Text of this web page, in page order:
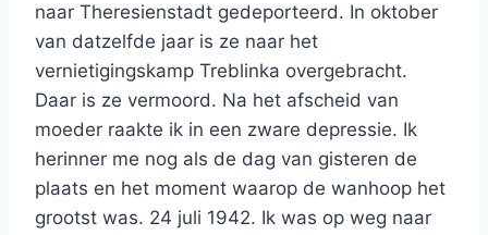
naar Theresienstadt gedeporteerd. In oktober
van datzelfde jaar is ze naar het
vernietigingskamp Treblinka overgebracht.
Daar is ze vermoord. Na het afscheid van
moeder raakte ik in een zware depressie. Ik
herinner me nog als de dag van gisteren de
plaats en het moment waarop de wanhoop het
grootst was. 24 juli 1942. Ik was op weg naar